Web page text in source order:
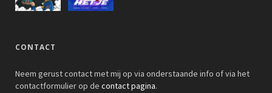
CONTACT
Neem gerust contact met mij op via onderstaande info of via het
contactformulier op de contact pagina.